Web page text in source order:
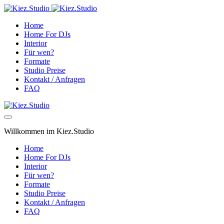
Home
Home For DJs
Interior
Für wen?
Formate
Studio Preise
Kontakt / Anfragen
FAQ
Willkommen im Kiez.Studio
Home
Home For DJs
Interior
Für wen?
Formate
Studio Preise
Kontakt / Anfragen
FAQ